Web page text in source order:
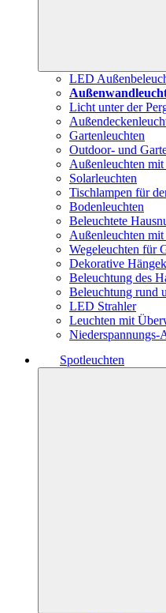
LED
Licht unter der
Gartenleuchten
Outdoor- und
Außenleuchten mit
Solarleuchten
Tischlampen für
Bodenleuchten
Beleuchtete
Außenleuchten mit
Wegeleuchten für
Dekorative
Beleuchtung des
Beleuchtung rund
LED Strahler
Leuchten mit
Niederspannungs-
Spotleuchten